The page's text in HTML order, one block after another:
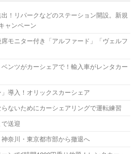
出！リパークなどのステーション開設。新規
ャンペーン
席モニター付き「アルファード」「ヴェルフ
ベンツがカーシェアで！輸入車がレンタカー
導入！オリックスカーシェア
ないためにカーシェアリングで運転練習
送迎
神奈川・東京都市部から撤退へ